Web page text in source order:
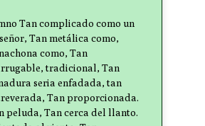
Tan complicado como un
Tan metálica como,
como, Tan
tradicional, Tan
seria enfadada, tan
Tan proporcionada.
peluda, Tan cerca del llanto.